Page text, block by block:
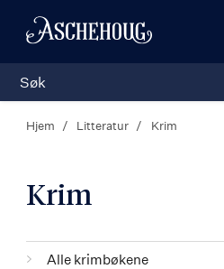
Hjem Litteratur Krim
Krim
Kategorier
Alle krimbøkene